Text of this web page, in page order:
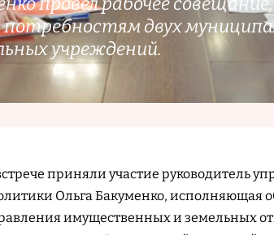
двух
учреждений.
приняли участие руководитель
Ольга Бакуменко, исполняющая
имущественных и земельных